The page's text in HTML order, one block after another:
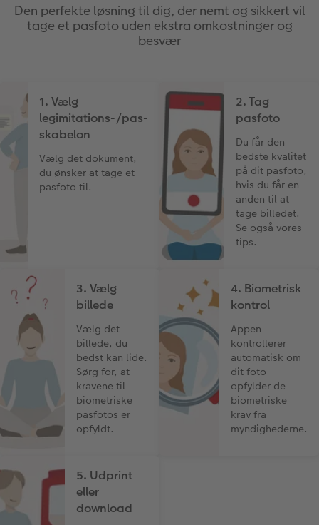
Den perfekte løsning til dig, der nemt og sikkert vil
tage et pasfoto uden ekstra omkostninger og
besvær
1. Vælg
legimitations-/pas-
skabelon
Vælg det dokument,
du ønsker at tage et
pasfoto til.
2. Tag
pasfoto
Du får den
bedste kvalitet
på dit pasfoto,
hvis du får en
anden til at
tage billedet.
Se også vores
tips.
3. Vælg
billede
Vælg det
billede, du
bedst kan lide.
Sørg for, at
kravene til
biometriske
pasfotos er
opfyldt.
4. Biometrisk
kontrol
Appen
kontrollerer
automatisk om
dit foto
opfylder de
biometriske
krav fra
myndighederne.
5. Udprint
eller
download